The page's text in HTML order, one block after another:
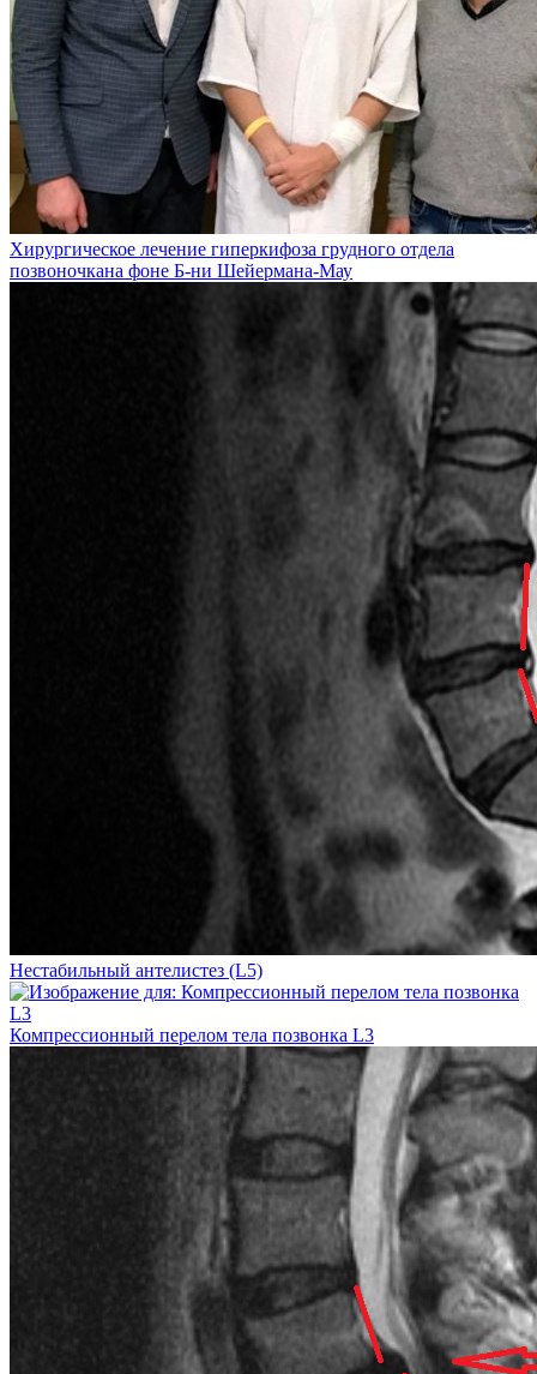
Хирургическое лечение гиперкифоза грудного отдела
позвоночкана фоне Б-ни Шейермана-Мау
Нестабильный антелистез (L5)
Компрессионный перелом тела позвонка L3